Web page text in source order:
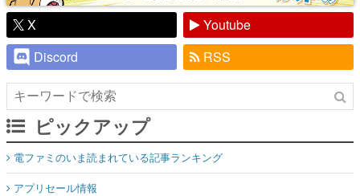
X
Youtube
Discord
RSS
ピックアップ
電ファミのいま読まれている記事ランキング
アプリセール情報